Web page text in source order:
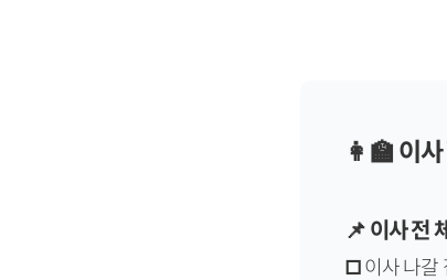
👩‍🏫 이
📌 이사 전
□이사 나갈